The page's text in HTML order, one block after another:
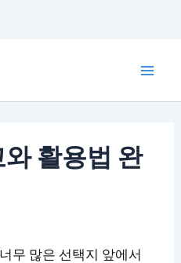
활용법 완
무 많은 선택지 앞에서